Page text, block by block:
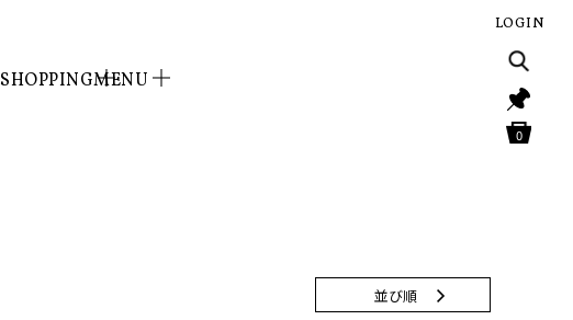
SHOPPINGMENU
LOGIN
0
並び順